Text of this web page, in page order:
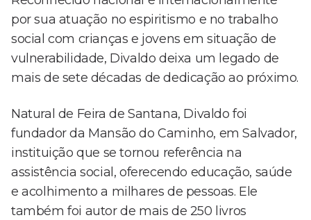
por sua atuação no espiritismo e no trabalho
social com crianças e jovens em situação de
vulnerabilidade, Divaldo deixa um legado de
mais de sete décadas de dedicação ao próximo.
Natural de Feira de Santana, Divaldo foi
fundador da Mansão do Caminho, em Salvador,
instituição que se tornou referência na
assistência social, oferecendo educação, saúde
e acolhimento a milhares de pessoas. Ele
também foi autor de mais de 250 livros